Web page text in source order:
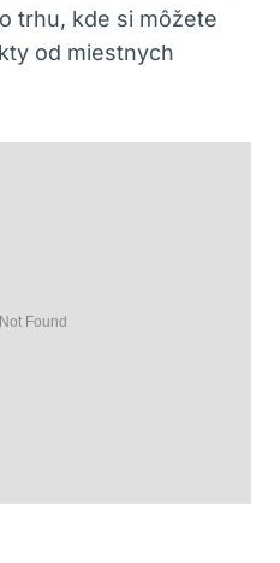
trhu, kde si môžete
od⁢ miestnych